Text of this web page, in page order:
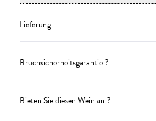
Lieferung
Bruchsicherheitsgarantie ?
Bieten Sie diesen Wein an ?